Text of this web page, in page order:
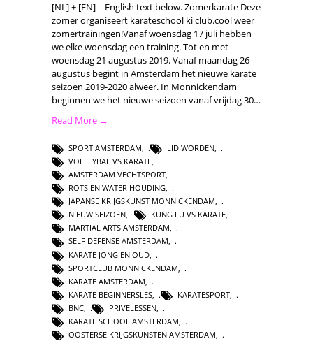
[NL] + [EN] – English text below. Zomerkarate Deze
zomer organiseert karateschool ki club.cool weer
zomertrainingen!Vanaf woensdag 17 juli hebben
we elke woensdag een training. Tot en met
woensdag 21 augustus 2019. Vanaf maandag 26
augustus begint in Amsterdam het nieuwe karate
seizoen 2019-2020 alweer. In Monnickendam
beginnen we het nieuwe seizoen vanaf vrijdag 30…
Read More →
SPORT AMSTERDAM, LID WORDEN,
VOLLEYBAL VS KARATE,
AMSTERDAM VECHTSPORT,
ROTS EN WATER HOUDING,
JAPANSE KRIJGSKUNST MONNICKENDAM,
NIEUW SEIZOEN, KUNG FU VS KARATE,
MARTIAL ARTS AMSTERDAM,
SELF DEFENSE AMSTERDAM,
KARATE JONG EN OUD
SPORTCLUB MONNICKENDAM
KARATE AMSTERDAM
KARATE BEGINNERSLES
KARATESPORT
BNC
PRIVELESSEN
KARATE SCHOOL AMSTERDAM
OOSTERSE KRIJGSKUNSTEN AMSTERDAM